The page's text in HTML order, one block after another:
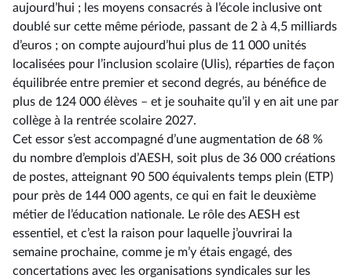
aujourd’hui ; les moyens consacrés à l’école inclusive ont
doublé sur cette même période, passant de 2 à 4,5 milliards
d’euros ; on compte aujourd’hui plus de 11 000 unités
localisées pour l’inclusion scolaire (Ulis), réparties de façon
équilibrée entre premier et second degrés, au bénéfice de
plus de 124 000 élèves –⁠ et je souhaite qu’il y en ait une par
collège à la rentrée scolaire 2027.
Cet essor s’est accompagné d’une augmentation de 68 %
du nombre d’emplois d’AESH, soit plus de 36 000 créations
de postes, atteignant 90 500 équivalents temps plein (ETP)
pour près de 144 000 agents, ce qui en fait le deuxième
métier de l’éducation nationale. Le rôle des AESH est
essentiel, et c’est la raison pour laquelle j’ouvrirai la
semaine prochaine, comme je m’y étais engagé, des
concertations avec les organisations syndicales sur les